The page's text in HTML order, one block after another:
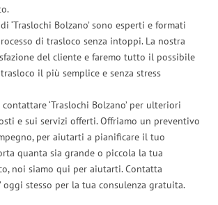
‘Traslochi Bolzano’ sono esperti e formati
di trasloco senza intoppi. La nostra
del cliente e faremo tutto il possibile
il più semplice e senza stress
‘Traslochi Bolzano’ per ulteriori
e sui servizi offerti. Offriamo un preventivo
per aiutarti a pianificare il tuo
quanta sia grande o piccola la tua
noi siamo qui per aiutarti. Contatta
oggi stesso per la tua consulenza gratuita.